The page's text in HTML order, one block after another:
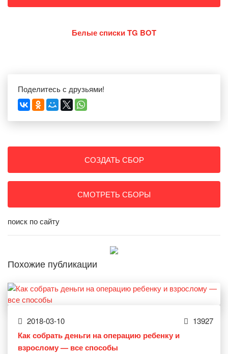
Белые списки TG BOT
Поделитесь с друзьями!
СОЗДАТЬ СБОР
СМОТРЕТЬ СБОРЫ
поиск по сайту
Похожие публикации
2018-03-10 13927
Как собрать деньги на операцию ребенку и
взрослому — все способы